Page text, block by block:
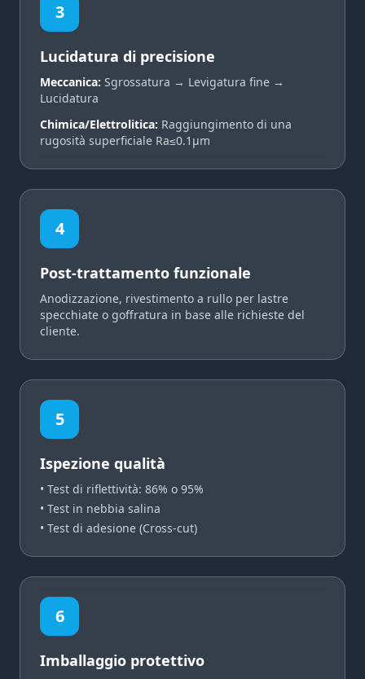
3
Lucidatura di precisione
Meccanica: Sgrossatura → Levigatura fine →
Lucidatura
Chimica/Elettrolitica: Raggiungimento di una
rugosità superficiale Ra≤0.1μm
4
Post-trattamento funzionale
Anodizzazione, rivestimento a rullo per lastre
specchiate o goffratura in base alle richieste del
cliente.
5
Ispezione qualità
• Test di riflettività: 86% o 95%
• Test in nebbia salina
• Test di adesione (Cross-cut)
6
Imballaggio protettivo